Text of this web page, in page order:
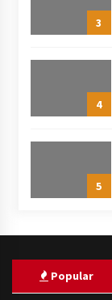
3
4
5
Popular